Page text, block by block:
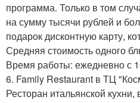
программа. Только в том
на сумму тысячи рублей и
подарок дисконтную карту,
Средняя стоимость одного
Время работы: ежедневно с
6. Family Restaurant в ТЦ
Ресторан итальянской